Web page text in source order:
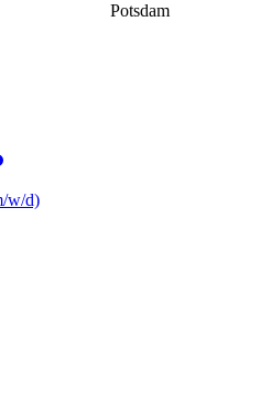
Potsdam
w/d)